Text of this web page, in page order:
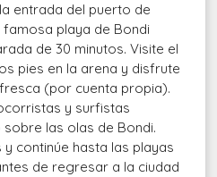
entrada del puerto de
famosa playa de Bondi
de 30 minutos. Visite el
pies en la arena y disfrute
(por cuenta propia).
y surfistas
las olas de Bondi.
continúe hasta las playas
de regresar a la ciudad